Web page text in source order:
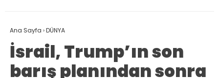
Ana Sayfa ›DÜNYA
İsrail, Trump’ın son
barış planından sonra